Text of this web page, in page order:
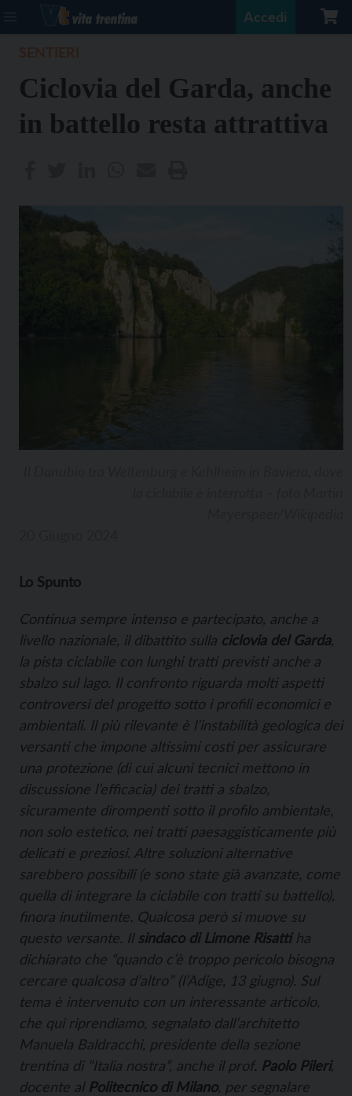
Accedi
Ciclovia del Garda, anche
in battello resta attrattiva
Lo Spunto
Continua sempre intenso e partecipato, anche a
livello nazionale, il dibattito sulla ciclovia del Garda,
la pista ciclabile con lunghi tratti previsti anche a
sbalzo sul lago. Il confronto riguarda molti aspetti
controversi del progetto sotto i profili economici e
ambientali. Il più rilevante è l’instabilità geologica dei
versanti che impone altissimi costi per assicurare
una protezione (di cui alcuni tecnici mettono in
discussione l’efficacia) dei tratti a sbalzo,
sicuramente dirompenti sotto il profilo ambientale,
non solo estetico, nei tratti paesaggisticamente più
delicati e preziosi. Altre soluzioni alternative
sarebbero possibili (e sono state già avanzate, come
quella di integrare la ciclabile con tratti su battello),
finora inutilmente. Qualcosa però si muove su
questo versante. Ilsindaco di Limone Risattiha
dichiarato che “quando c’è troppo pericolo bisogna
cercare qualcosa d’altro” (l’Adige, 13 giugno). Sul
tema è intervenuto con un interessante articolo,
che qui riprendiamo, segnalato dall’architetto
Manuela Baldracchi, presidente della sezione
trentina di “Italia nostra”, anche il prof. Paolo Pileri,
docente al Politecnico di Milano, per segnalare